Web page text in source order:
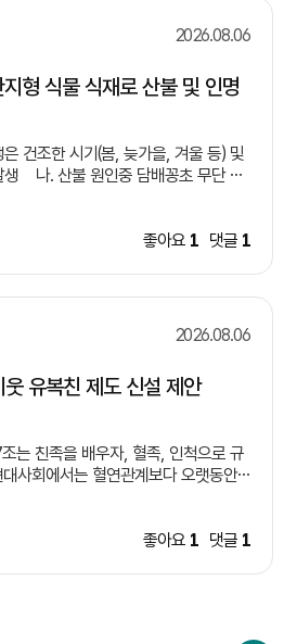
할 수 있는 구조 마련 연계 및 보
문구 부착 -시민 참여 및 제
도하는 지역사회 캠페인 확대 및 관련
해소하여 시민들의 자발적이고 올바른
2026.08.06
형 식물 식재로 산불 및 인명
투
진
각지대 많음) 마. 임야와 연
. 기존 도로 중 산불
별하여 한지형 식물 식재 3. 기대
)
좋아요 1 댓글 1
2026.08.06
유복친 제도 신설 제안
좋아요 1 댓글 1